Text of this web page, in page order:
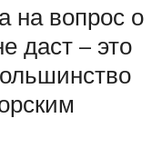
на вопрос о
даст – это